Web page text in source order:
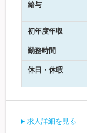
給与
初年度年収
勤務時間
休日・休暇
求人詳細を見る